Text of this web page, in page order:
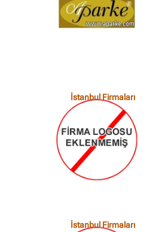
İstanbul Firmaları
İstanbul Firmaları